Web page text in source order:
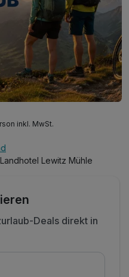
inkl. MwSt.
Landhotel Lewitz Mühle
Deals direkt in